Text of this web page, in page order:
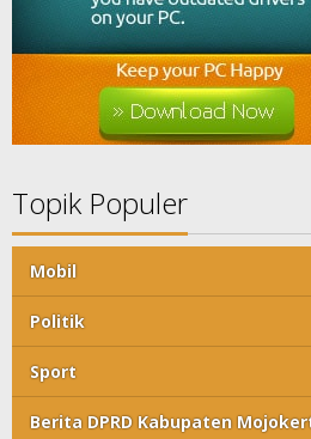
Topik Populer
Mobil
Politik
Sport
Berita DPRD Kabupaten